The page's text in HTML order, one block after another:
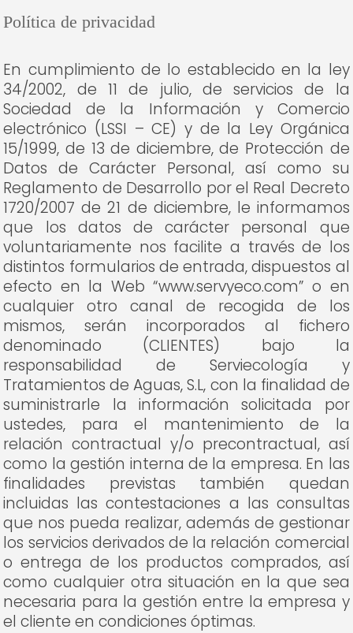
Política de privacidad
En cumplimiento de lo establecido en la ley
34/2002, de 11 de julio, de servicios de la
Sociedad de la Información y Comercio
electrónico (LSSI – CE) y de la Ley Orgánica
15/1999, de 13 de diciembre, de Protección de
Datos de Carácter Personal, así como su
Reglamento de Desarrollo por el Real Decreto
1720/2007 de 21 de diciembre, le informamos
que los datos de carácter personal que
voluntariamente nos facilite a través de los
distintos formularios de entrada, dispuestos al
efecto en la Web “www.servyeco.com” o en
cualquier otro canal de recogida de los
mismos, serán incorporados al fichero
denominado (CLIENTES) bajo la
responsabilidad de Serviecología y
Tratamientos de Aguas, S.L, con la finalidad de
suministrarle la información solicitada por
ustedes, para el mantenimiento de la
relación contractual y/o precontractual, así
como la gestión interna de la empresa. En las
finalidades previstas también quedan
incluidas las contestaciones a las consultas
que nos pueda realizar, además de gestionar
los servicios derivados de la relación comercial
o entrega de los productos comprados, así
como cualquier otra situación en la que sea
necesaria para la gestión entre la empresa y
el cliente en condiciones óptimas.